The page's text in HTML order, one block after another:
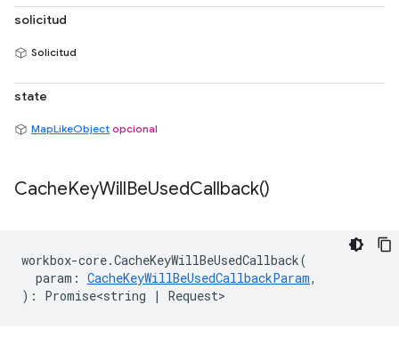
solicitud
Solicitud
state
MapLikeObject opcional
CacheKeyWillBeUsedCallback()
workbox-core.CacheKeyWillBeUsedCallback(
param : CacheKeyWillBeUsedCallbackParam,
) : Promise<string | Request>